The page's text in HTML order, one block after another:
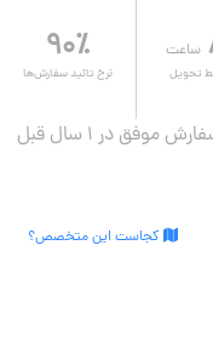
ساعت
تحویل
۹۰٪
نرخ تائید سفارش‌ها
کجاست این متخصص؟